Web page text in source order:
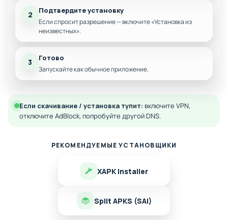
2 Подтвердите установку
Если спросит разрешение — включите «Установка из
неизвестных».
3 Готово
Запускайте как обычное приложение.
Если скачивание / установка тупит: включите VPN,
отключите AdBlock, попробуйте другой DNS.
РЕКОМЕНДУЕМЫЕ УСТАНОВЩИКИ
XAPK Installer
Split APKS (SAI)